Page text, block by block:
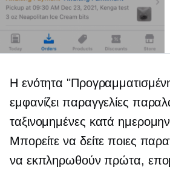
Η ενότητα
εμφανίζει παραγγελίες
ταξινομημένες κατά
Μπορείτε να δείτε ποιες
να εκπληρωθούν πρώτα,